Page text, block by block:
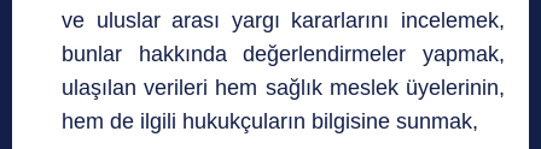
ve uluslar arası yargı kararlarını incelemek,
bunlar hakkında değerlendirmeler yapmak,
ulaşılan verileri hem sağlık meslek üyelerinin,
hem de ilgili hukukçuların bilgisine sunmak,